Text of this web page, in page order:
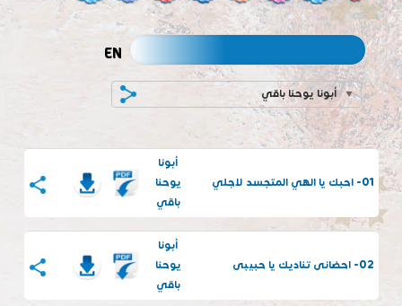
EN
أبونا يوحنا باقي
01- احبك يا الهي المتجسد لاجلي
أبونا
يوحنا
باقي
أبونا
يوحنا
باقي